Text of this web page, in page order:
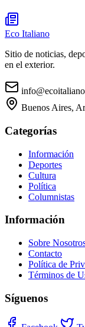
Eco Italiano
Sitio de noticias,
en el exterior.
Buenos Aires,
Categorías
Información
Deportes
Cultura
Política
Columnistas
Información
Sobre
Contacto
Política de
Términos de
Síguenos